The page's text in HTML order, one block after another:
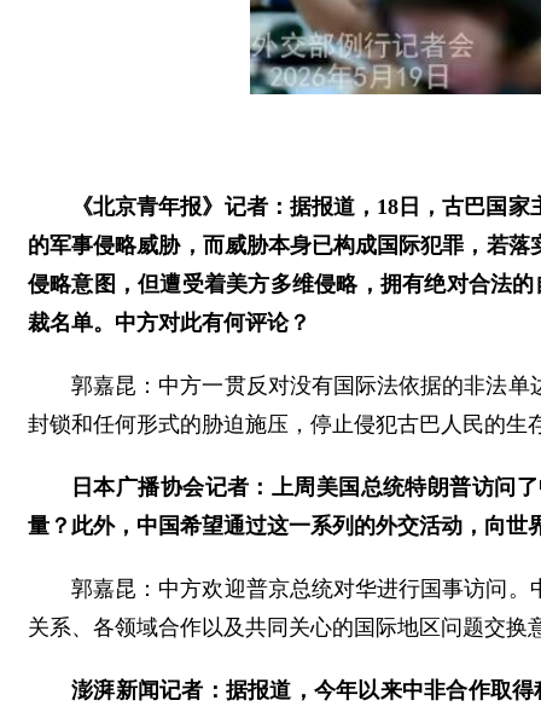
《北京青年报》记者：据报道，18日，古巴国
的军事侵略威胁，而威胁本身已构成国际犯罪，若
侵略意图，但遭受着美方多维侵略，拥有绝对合法
裁名单。中方对此有何评论？
郭嘉昆：中方一贯反对没有国际法依据的非法
封锁和任何形式的胁迫施压，停止侵犯古巴人民的生
日本广播协会记者：上周美国总统特朗普访问
量？此外，中国希望通过这一系列的外交活动，向世
郭嘉昆：中方欢迎普京总统对华进行国事访问
关系、各领域合作以及共同关心的国际地区问题交
澎湃新闻记者：据报道，今年以来中非合作取